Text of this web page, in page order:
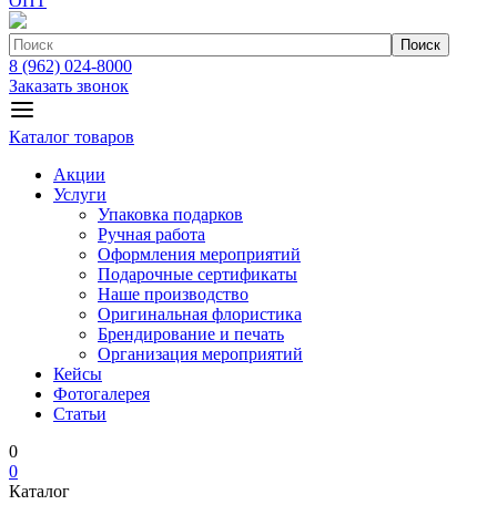
Поиск
8 (962) 024-8000
Заказать звонок
Каталог товаров
Акции
Услуги
Упаковка подарков
Ручная работа
Оформления мероприятий
Подарочные сертификаты
Наше производство
Оригинальная флористика
Брендирование и печать
Организация мероприятий
Кейсы
Фотогалерея
Статьи
0
0
Каталог